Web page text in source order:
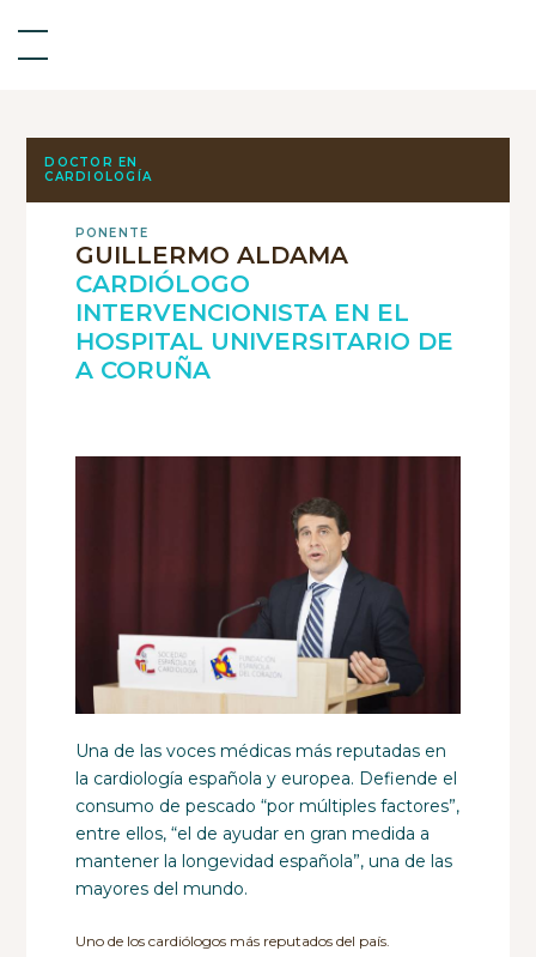
DOCTOR EN
CARDIOLOGÍA
PONENTE
GUILLERMO ALDAMA
CARDIÓLOGO
INTERVENCIONISTA EN EL
HOSPITAL UNIVERSITARIO DE
A CORUÑA
Una de las voces médicas más reputadas en
la cardiología española y europea. Defiende el
consumo de pescado “por múltiples factores”,
entre ellos, “el de ayudar en gran medida a
mantener la longevidad española”, una de las
mayores del mundo.
Uno de los cardiólogos más reputados del país.